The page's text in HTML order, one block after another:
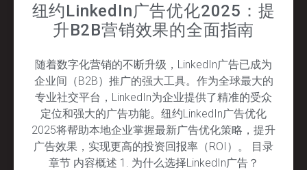
纽约LinkedIn广告优化2025：提
升B2B营销效果的全面指南
随着数字化营销的不断升级，LinkedIn广告已成为
企业间（B2B）推广的强大工具。作为全球最大的
专业社交平台，LinkedIn为企业提供了精准的受众
定位和强大的广告功能。纽约LinkedIn广告优化
2025将帮助本地企业掌握最新广告优化策略，提升
广告效果，实现更高的投资回报率（ROI）。 目录
章节 内容概述 1. 为什么选择LinkedIn广告？